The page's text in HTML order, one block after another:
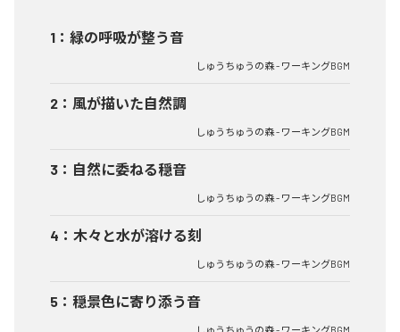
1 ： 緑の呼吸が整う音
しゅうちゅうの森 - ワーキングBGM
2 ： 風が描いた自然調
しゅうちゅうの森 - ワーキングBGM
3 ： 自然に委ねる穏音
しゅうちゅうの森 - ワーキングBGM
4 ： 木々と水が溶ける刻
しゅうちゅうの森 - ワーキングBGM
5 ： 穏景色に寄り添う音